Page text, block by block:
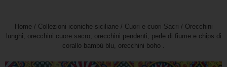
Home / Collezioni iconiche siciliane / Cuori e cuori Sacri / Orecchini
lunghi, orecchini cuore sacro, orecchini pendenti, perle di fiume e chips di
corallo bambù blu, orecchini boho .